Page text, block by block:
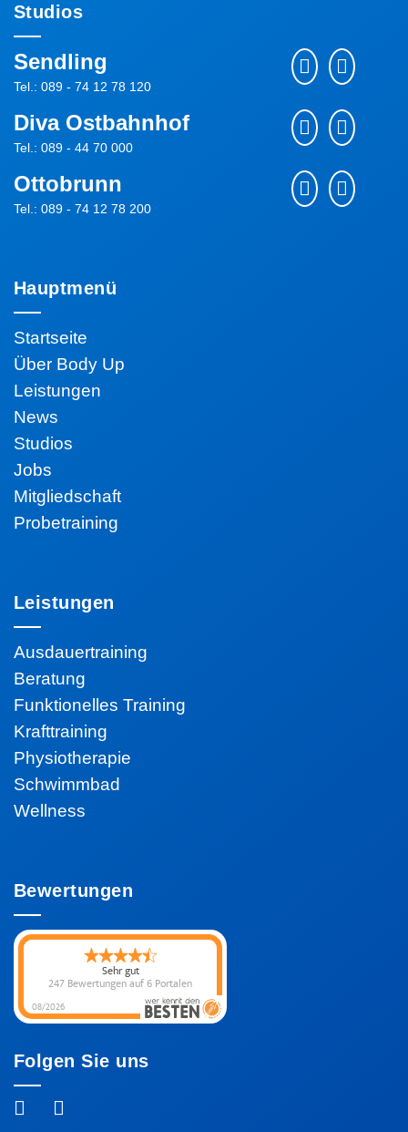
Studios
Sendling
Tel.: 089 - 74 12 78 120
Diva Ostbahnhof
Tel.: 089 - 44 70 000
Ottobrunn
Tel.: 089 - 74 12 78 200
Hauptmenü
Startseite
Über Body Up
Leistungen
News
Studios
Jobs
Mitgliedschaft
Probetraining
Leistungen
Ausdauertraining
Beratung
Funktionelles Training
Krafttraining
Physiotherapie
Schwimmbad
Wellness
Bewertungen
Sehr gut
247 Bewertungenauf 6 Portalen
08/2026
Folgen Sie uns